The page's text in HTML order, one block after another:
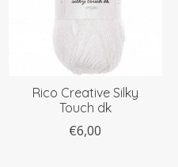
Rico Creative Silky
Touch dk
€6,00